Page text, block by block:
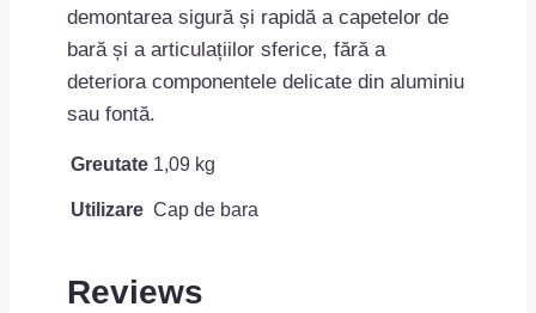
demontarea sigură și rapidă a capetelor de
bară și a articulațiilor sferice, fără a
deteriora componentele delicate din aluminiu
sau fontă.
Greutate 1,09 kg
Utilizare Cap de bara
Reviews